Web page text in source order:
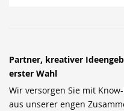
Partner, kreativer
erster Wahl
Wir versorgen Sie mit
aus unserer engen